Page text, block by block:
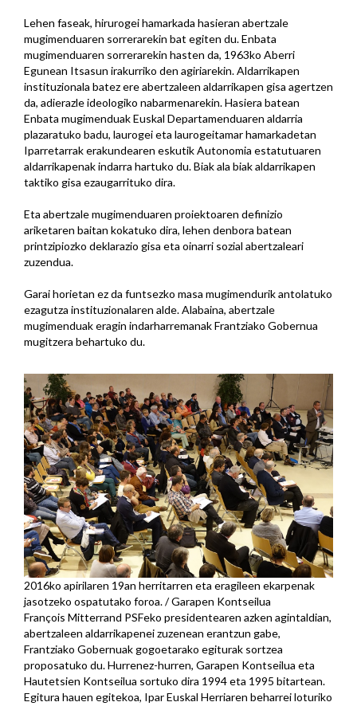
Lehen faseak, hirurogei hamarkada hasieran abertzale
mugimenduaren sorrerarekin bat egiten du. Enbata
mugimenduaren sorrerarekin hasten da, 1963ko Aberri
Egunean Itsasun irakurriko den agiriarekin. Aldarrikapen
instituzionala batez ere abertzaleen aldarrikapen gisa agertzen
da, adierazle ideologiko nabarmenarekin. Hasiera batean
Enbata mugimenduak Euskal Departamenduaren aldarria
plazaratuko badu, laurogei eta laurogeitamar hamarkadetan
Iparretarrak erakundearen eskutik Autonomia estatutuaren
aldarrikapenak indarra hartuko du. Biak ala biak aldarrikapen
taktiko gisa ezaugarrituko dira.
Eta abertzale mugimenduaren proiektoaren definizio
ariketaren baitan kokatuko dira, lehen denbora batean
printzipiozko deklarazio gisa eta oinarri sozial abertzaleari
zuzendua.
Garai horietan ez da funtsezko masa mugimendurik antolatuko
ezagutza instituzionalaren alde. Alabaina, abertzale
mugimenduak eragin indarharremanak Frantziako Gobernua
mugitzera behartuko du.
2016ko apirilaren 19an herritarren eta eragileen ekarpenak
jasotzeko ospatutako foroa. / Garapen Kontseilua
François Mitterrand PSFeko presidentearen azken agintaldian,
abertzaleen aldarrikapenei zuzenean erantzun gabe,
Frantziako Gobernuak gogoetarako egiturak sortzea
proposatuko du. Hurrenez-hurren, Garapen Kontseilua eta
Hautetsien Kontseilua sortuko dira 1994 eta 1995 bitartean.
Egitura hauen egitekoa, Ipar Euskal Herriaren beharrei loturiko